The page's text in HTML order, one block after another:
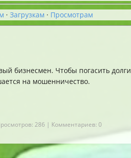
· Загрузкам · Просмотрам
бизнесмен. Чтобы погасить долги
на мошенничество.
286 | Комментариев: 0